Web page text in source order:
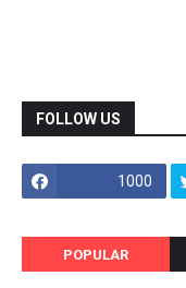
FOLLOW US
1000
POPULAR